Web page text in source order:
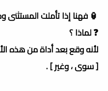
🏮 فهنا إذا تأملت المستثنى
❓ لماذا ؟
لأنه وقع بعد أداة من هذه
[ سوى ، وغير ] .